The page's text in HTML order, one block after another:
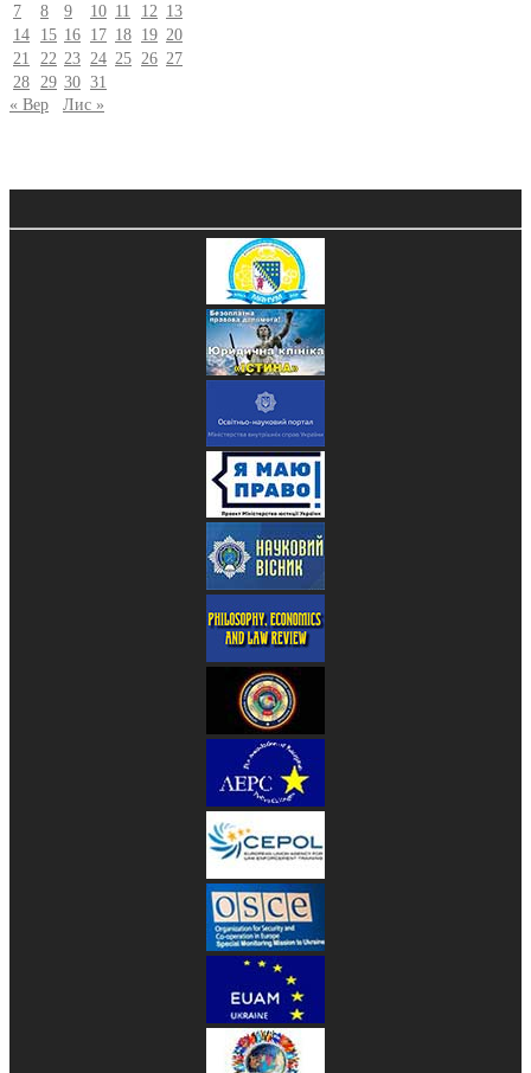
7
8 9 10 11 12 13
14
15 16 17 18 19 20
21
22 23 24 25 26 27
28
29 30 31
« Вер
Лис »